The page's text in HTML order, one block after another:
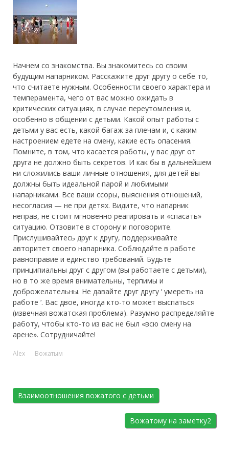
Начнем со знакомства. Вы знакомитесь со своим
будущим напарником. Расскажите друг другу о себе то,
что считаете нужным. Особенности своего характера и
темперамента, чего от вас можно ожидать в
критических ситуациях, в случае переутомления и,
особенно в общении с детьми. Какой опыт работы с
детьми у вас есть, какой багаж за плечам и, с каким
настроением едете на смену, какие есть опасения.
Помните, в том, что касается работы, у вас друг от
друга не должно быть секретов. И как бы в дальнейшем
ни сложились ваши личные отношения, для детей вы
должны быть идеальной парой и любимыми
напарниками. Все ваши ссоры, выяснения отношений,
несогласия — не при детях. Видите, что напарник
неправ, не стоит мгновенно реагировать и «спасать»
ситуацию. Отзовите в сторону и поговорите.
Прислушивайтесь друг к другу, поддерживайте
авторитет своего напарника. Соблюдайте в работе
равноправие и единство требований. Будьте
принципиальны друг с другом (вы работаете с детьми),
но в то же время внимательны, терпимы и
доброжелательны. Не давайте друг другу ‘ умереть на
работе ‘. Вас двое, иногда кто-то может выспаться
(извечная вожатская проблема). Разумно распределяйте
работу, чтобы кто-то из вас не был «всю смену на
арене». Сотрудничайте!
Alex Вожатым
Взаимоотношения вожатого с детьми
Вожатому на заметку2